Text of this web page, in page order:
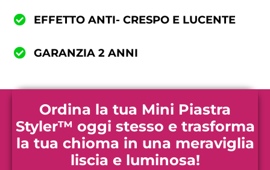
EFFETTO ANTI- CRESPO E LUCENTE
GARANZIA 2 ANNI
Ordina la tua Mini Piastra
Styler™ oggi stesso e trasforma
la tua chioma in una meraviglia
liscia e luminosa!